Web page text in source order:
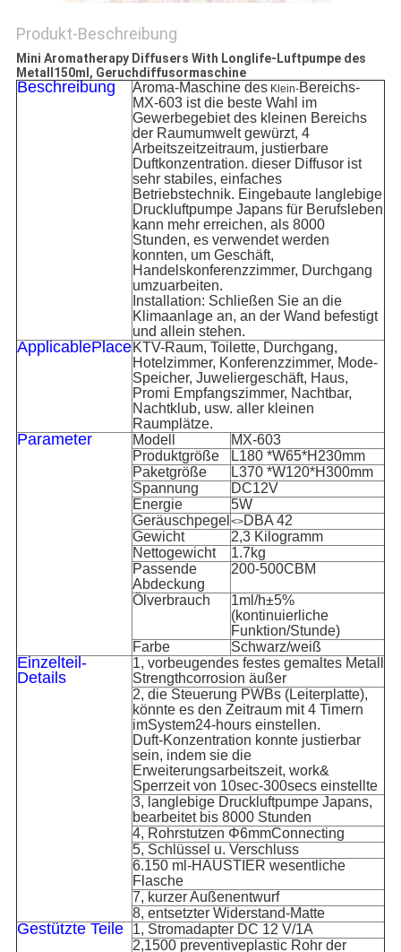
Produkt-Beschreibung
Mini Aromatherapy Diffusers With Longlife-Luftpumpe des
Metall150ml, Geruchdiffusormaschine
Beschreibung Aroma-Maschine desKlein-Bereichs-
MX-603 ist die beste Wahl im
Gewerbegebiet des kleinen Bereichs
der Raumumwelt gewürzt, 4
Arbeitszeitzeitraum, justierbare
Duftkonzentration. dieser Diffusor ist
sehr stabiles, einfaches
Betriebstechnik. Eingebaute langlebige
Druckluftpumpe Japans für Berufsleben
kann mehr erreichen, als 8000
Stunden, es verwendet werden
konnten, um Geschäft,
Handelskonferenzzimmer, Durchgang
umzuarbeiten.
Installation: Schließen Sie an die
Klimaanlage an, an der Wand befestigt
und allein stehen.
ApplicablePlaceKTV-Raum, Toilette, Durchgang,
Hotelzimmer, Konferenzzimmer, Mode-
Speicher, Juweliergeschäft, Haus,
Promi Empfangszimmer, Nachtbar,
Nachtklub, usw. aller kleinen
Raumplätze.
Parameter Modell
MX-603
Produktgröße
L180 *W65*H230mm
Paketgröße
L370 *W120*H300mm
Spannung
DC12V
Energie
5W
Geräuschpegel <>DBA 42
Gewicht
2,3 Kilogramm
Nettogewicht
1.7kg
Passende
Abdeckung
200-500CBM
Ölverbrauch
1ml/h±5%
(kontinuierliche
Funktion/Stunde)
Farbe
Schwarz/weiß
Einzelteil-
Details
1, vorbeugendes festes gemaltes Metall
Strengthcorrosion äußer
2, die Steuerung PWBs (Leiterplatte),
könnte es den Zeitraum mit 4 Timern
imSystem24-hours einstellen.
Duft-Konzentration konnte justierbar
sein, indem sie die
Erweiterungsarbeitszeit, work&
Sperrzeit von 10sec-300secs einstellte
3, langlebige Druckluftpumpe Japans,
bearbeitet bis 8000 Stunden
4, Rohrstutzen Φ6mmConnecting
5, Schlüssel u. Verschluss
6.150 ml-HAUSTIER wesentliche
Flasche
7, kurzer Außenentwurf
8, entsetzter Widerstand-Matte
Gestützte Teile
1, Stromadapter DC 12 V/1A
2,1500 preventiveplastic Rohrder